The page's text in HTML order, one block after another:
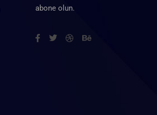
abone olun.